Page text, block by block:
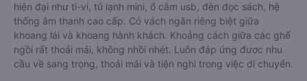
hiện đại như ti-vi, tủ lạnh mini, ổ cắm usb, đèn đọc sách, hệ
thống âm thanh cao cấp. Có vách ngăn riêng biệt giữa
khoang lái và khoang hành khách. Khoảng cách giữa các ghế
ngồi rất thoải mái, không nhồi nhét. Luôn đáp ứng được nhu
cầu về sang trọng, thoải mái và tiện nghi trong việc di chuyển.